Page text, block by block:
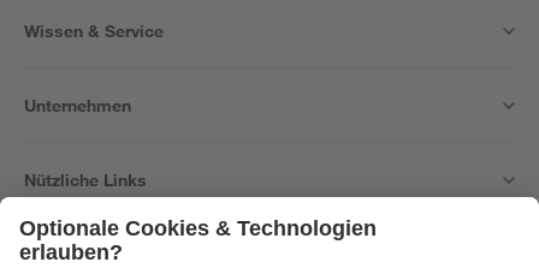
Wissen & Service
Unternehmen
Nützliche Links